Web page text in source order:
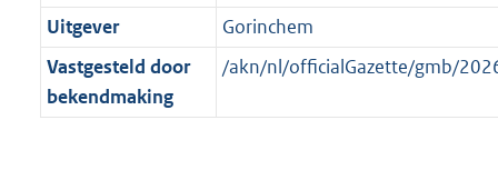
Uitgever
Gorinchem
Vastgesteld door
bekendmaking
/akn/nl/officialGazette/gmb/